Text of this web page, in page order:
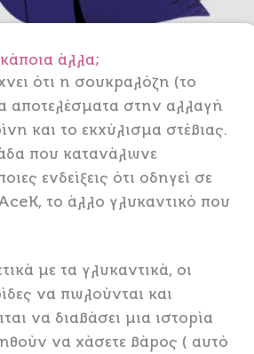
άλλα;
ότι η σουκραλόζη (το
αποτελέσματα στην αλλαγή
και το εκχύλισμα στέβιας.
που κατανάλωνε
ενδείξεις ότι οδηγεί σε
το άλλο γλυκαντικό που
με τα γλυκαντικά, οι
να πωλούνται και
να διαβάσει μια ιστορία
να χάσετε βάρος ( αυτό